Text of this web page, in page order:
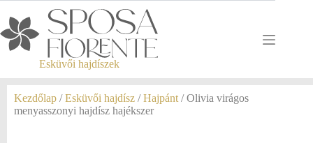
Esküvői hajdíszek
Kezdőlap /Esküvői hajdísz /Hajpánt / Olivia virágos
menyasszonyi hajdísz hajékszer